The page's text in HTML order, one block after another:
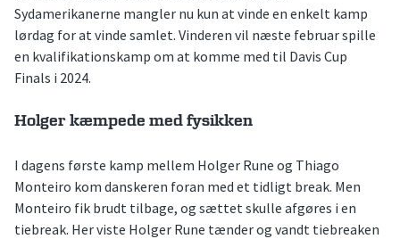
Sydamerikanerne mangler nu kun at vinde en enkelt kamp
lørdag for at vinde samlet. Vinderen vil næste februar spille
en kvalifikationskamp om at komme med til Davis Cup
Finals i 2024.
Holger kæmpede med fysikken
I dagens første kamp mellem Holger Rune og Thiago
Monteiro kom danskeren foran med et tidligt break. Men
Monteiro fik brudt tilbage, og sættet skulle afgøres i en
tiebreak. Her viste Holger Rune tænder og vandt tiebreaken